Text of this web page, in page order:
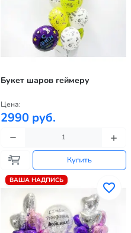
Букет шаров геймеру
Цена:
2990 руб.
Купить
ВАША НАДПИСЬ